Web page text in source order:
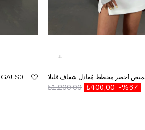
%67
₺400,00
₺1.200,00